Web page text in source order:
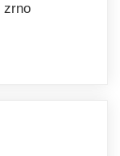
zrno